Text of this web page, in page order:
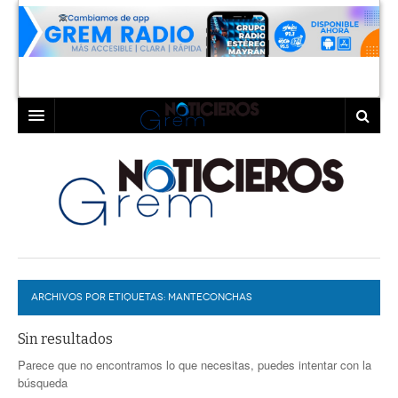
LAGUNA
TORREÓN
GÓMEZ PALACIO
LERDO
COAHUILA
DURANGO
DEPORTES
PROGRAMAS
EXA
COLABORADORES
ARCHIVOS POR ETIQUETAS: MANTECONCHAS
Sin resultados
Parece que no encontramos lo que necesitas, puedes intentar con la
búsqueda